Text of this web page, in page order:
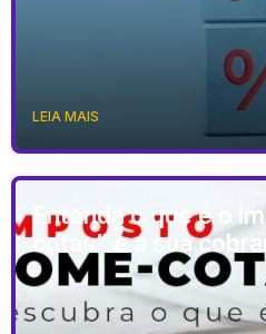
LEIA MAIS
Entenda o que é o
cotas” e a sua